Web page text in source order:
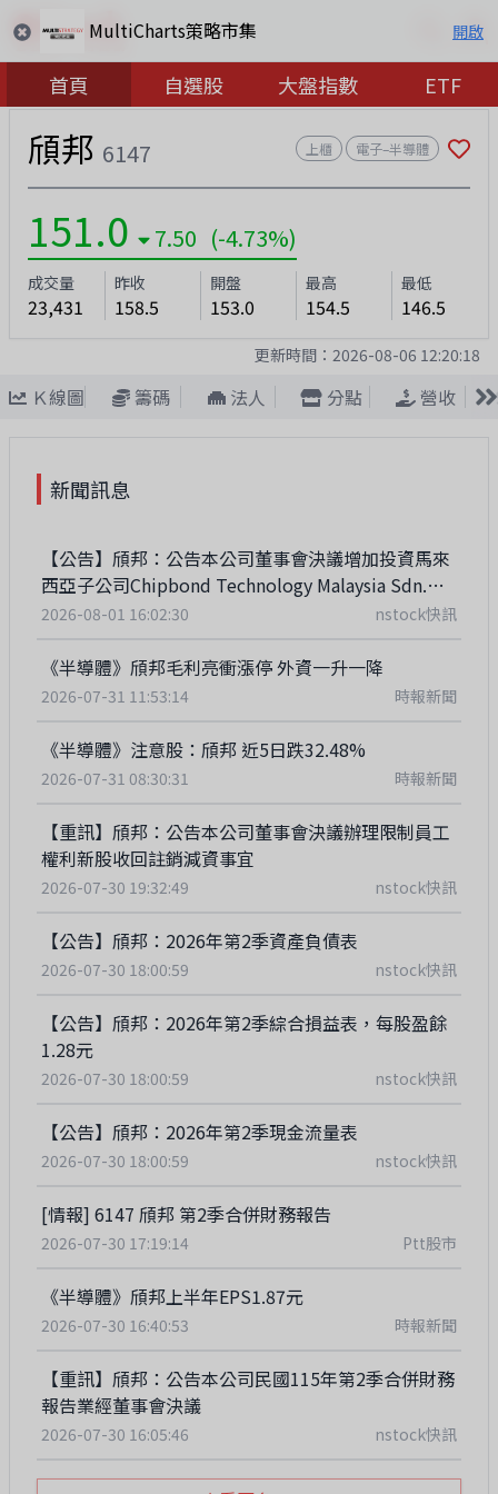
MultiCharts策略市集 開啟
首頁 自選股 大盤指數 ETF
頎邦 6147 上櫃 電子–半導體
151.0 7.50 (-4.73%)
成交量
23,431
昨收
158.5
開盤
153.0
最高
154.5
最低
146.5
更新時間： 2026-08-06 12:20:18
Ｋ線圖 籌碼 法人 分點 營收
新聞訊息
【公告】頎邦：公告本公司董事會決議增加投資馬來
西亞子公司Chipbond Technology Malaysia Sdn.
Bhd.
2026-08-01 16:02:30 nstock快訊
《半導體》頎邦毛利亮衝漲停 外資一升一降
2026-07-31 11:53:14 時報新聞
《半導體》注意股：頎邦 近5日跌32.48%
2026-07-31 08:30:31 時報新聞
【重訊】頎邦：公告本公司董事會決議辦理限制員工
權利新股收回註銷減資事宜
2026-07-30 19:32:49 nstock快訊
【公告】頎邦：2026年第2季資產負債表
2026-07-30 18:00:59 nstock快訊
【公告】頎邦：2026年第2季綜合損益表，每股盈餘
1.28元
2026-07-30 18:00:59 nstock快訊
【公告】頎邦：2026年第2季現金流量表
2026-07-30 18:00:59 nstock快訊
[情報] 6147 頎邦 第2季合併財務報告
2026-07-30 17:19:14 Ptt股市
《半導體》頎邦上半年EPS1.87元
2026-07-30 16:40:53 時報新聞
【重訊】頎邦：公告本公司民國115年第2季合併財務
報告業經董事會決議
2026-07-30 16:05:46 nstock快訊